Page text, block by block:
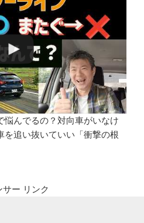
悩んでるの？対向車がいなけ
を追い抜いていい「衝撃の根
サー リンク